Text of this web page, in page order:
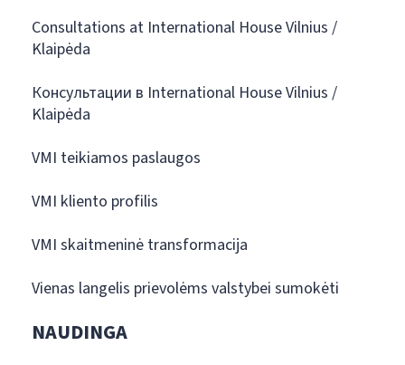
Consultations at International House Vilnius /
Klaipėda
Консультации в International House Vilnius /
Klaipėda
VMI teikiamos paslaugos
VMI kliento profilis
VMI skaitmeninė transformacija
Vienas langelis prievolėms valstybei sumokėti
NAUDINGA